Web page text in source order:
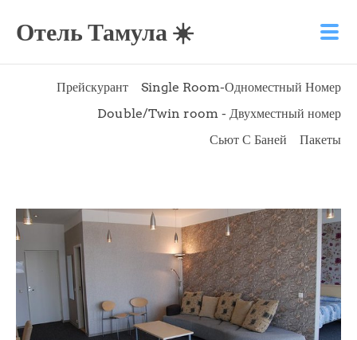
Отель Тамула ☀️
Прейскурант
Single Room-Одноместный Номер
Double/Twin room - Двухместный номер
Сьют С Баней
Пакеты